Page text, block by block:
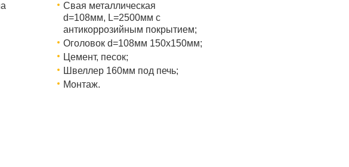
Свая металлическая
d=108мм, L=2500мм с
антикоррозийным покрытием;
Оголовок d=108мм 150x150мм;
Цемент, песок;
Швеллер 160мм под печь;
Монтаж.